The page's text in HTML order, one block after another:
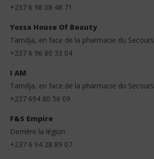
+237 6 98 08 48 71
Yossa House Of Beauty
Tamdja, en face de la pharmacie du Secours
+237 6 96 80 33 04
I AM
Tamdja, en face de la pharmacie du Secours
+237 694 80 56 09
F&S Empire
Derrière la légion
+237 6 94 28 89 07